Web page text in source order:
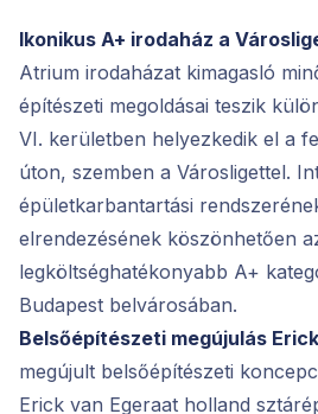
Ikonikus A+ irodaház a
Atrium irodaházat kimagasló
építészeti megoldásai teszik
VI. kerületben helyezkedik el a
úton, szemben a Városligettel.
épületkarbantartási
elrendezésének köszönhetően
legköltséghatékonyabb A+
Budapest belvárosában.
Belsőépítészeti megújulás
megújult belsőépítészeti
Erick van Egeraat holland